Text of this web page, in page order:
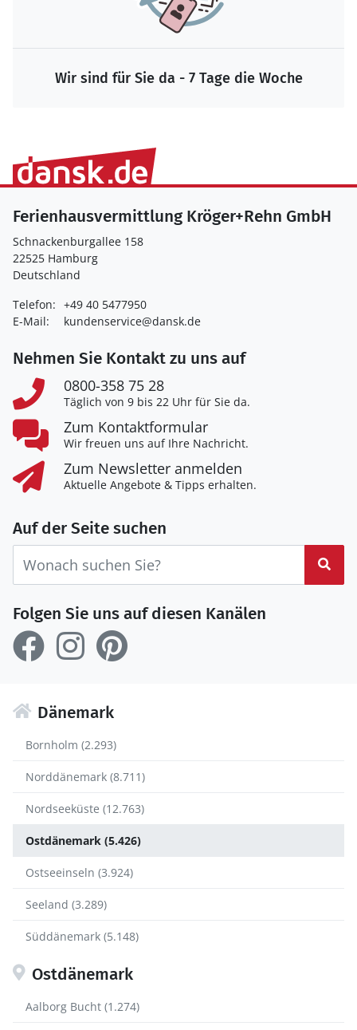
Wir sind für Sie da - 7 Tage die Woche
Ferienhausvermittlung Kröger+Rehn GmbH
Schnackenburgallee 158
22525 Hamburg
Deutschland
Telefon: +49 40 5477950
E-Mail:
kundenservice@dansk.de
Nehmen Sie Kontakt zu uns auf
0800-358 75 28
Täglich von 9 bis 22 Uhr für Sie da.
Zum Kontaktformular
Wir freuen uns auf Ihre Nachricht.
Zum Newsletter anmelden
Aktuelle Angebote & Tipps erhalten.
Auf der Seite suchen
Folgen Sie uns auf diesen Kanälen
Dänemark
Bornholm (2.293)
Norddänemark (8.711)
Nordseeküste (12.763)
Ostdänemark (5.426)
Ostseeinseln (3.924)
Seeland (3.289)
Süddänemark (5.148)
Ostdänemark
Aalborg Bucht (1.274)